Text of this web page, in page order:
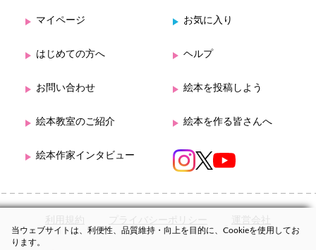
マイページ お気に入り
はじめての方へ ヘルプ
お問い合わせ 絵本を投稿しよう
絵本教室のご紹介 絵本を作る皆さんへ
絵本作家インタビュー
利用規約 プライバシーポリシー 運営会社
当ウェブサイトは、利便性、品質維持・向上を目的に、Cookieを使用してお
ります。